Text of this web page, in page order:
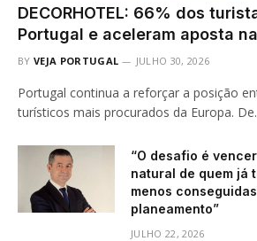
DECORHOTEL: 66% dos
Portugal e aceleram aposta
BY VEJA PORTUGAL JULHO 30, 2026
Portugal continua a reforçar a posição
turísticos mais procurados da Europa.
“O desafio é
natural de quem já
menos
planeamento”
JULHO 22, 2026